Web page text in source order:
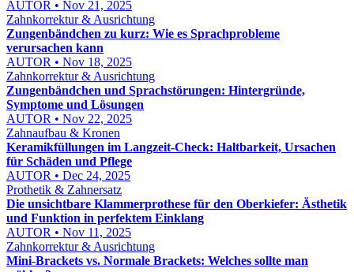
AUTOR • Nov 21, 2025
Zahnkorrektur & Ausrichtung
Zungenbändchen zu kurz: Wie es Sprachprobleme
verursachen kann
AUTOR • Nov 18, 2025
Zahnkorrektur & Ausrichtung
Zungenbändchen und Sprachstörungen: Hintergründe,
Symptome und Lösungen
AUTOR • Nov 22, 2025
Zahnaufbau & Kronen
Keramikfüllungen im Langzeit-Check: Haltbarkeit, Ursachen
für Schäden und Pflege
AUTOR • Dec 24, 2025
Prothetik & Zahnersatz
Die unsichtbare Klammerprothese für den Oberkiefer: Ästhetik
und Funktion in perfektem Einklang
AUTOR • Nov 11, 2025
Zahnkorrektur & Ausrichtung
Mini-Brackets vs. Normale Brackets: Welches sollte man